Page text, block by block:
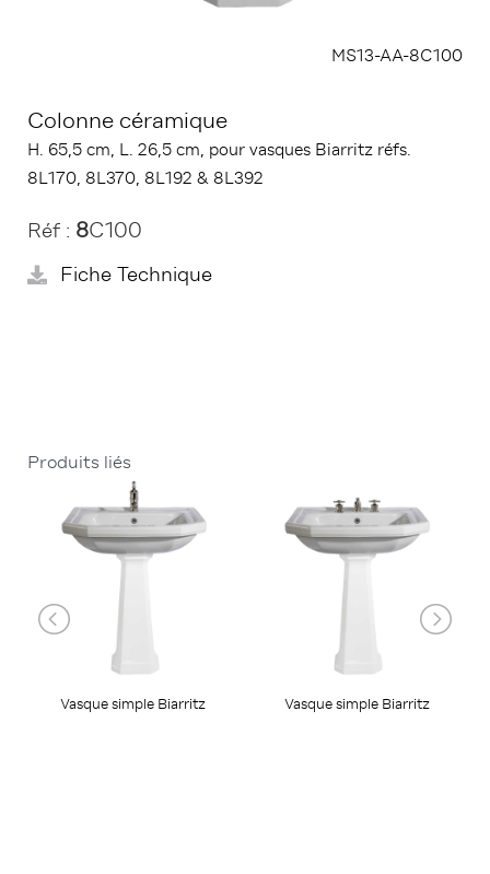
MS13-AA-8C100
Colonne céramique
H. 65,5 cm, L. 26,5 cm, pour vasques Biarritz réfs.
8L170, 8L370, 8L192 & 8L392
Réf : 8C100
Fiche Technique
Produits liés
Vasque simple Biarritz Vasque simple Biarritz